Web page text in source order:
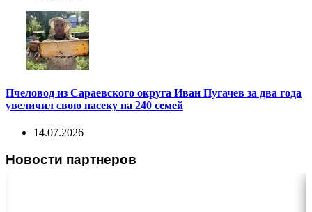
Пчеловод из Сараевского округа Иван Пугачев за два года
увеличил свою пасеку на 240 семей
14.07.2026
Новости партнеров